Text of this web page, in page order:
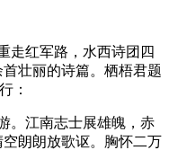
红军路，水西诗团四
壮丽的诗篇。栖梧君题
：
江南志士展雄魄，赤
朗朗放歌讴。胸怀二万